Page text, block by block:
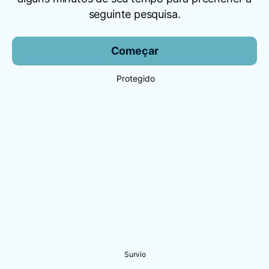
seguinte pesquisa.
Começar
Protegido
Survio